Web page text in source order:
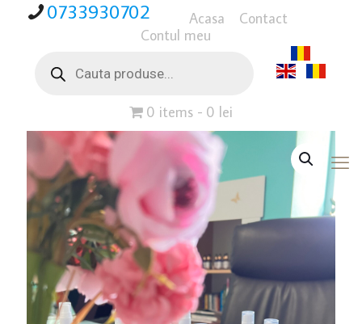
0733930702 Acasa
Contact
Contul meu
search
0 items 0 lei